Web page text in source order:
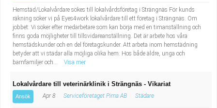
Hemstäd/Lokalvårdare sökes till lokalvårdsföretag i Strängnäs För kunds
räkning söker vi på Eyes4work lokalvårdare till ett företag i Strängnäs. Om
jobbet: Vi söker efter medarbetare som kan börja med en timanställning och
finns goda möjligheter till tillsvidareanställning. Det är arbete hos våra
hemstädskunder och en del företagskunder. Att arbeta inom hemstädning
betyder att vi städar alla möjliga olika hem. Hos både äldre, unga och
barnfamiljer och...
Visa mer
Lokalvårdare till veterinärklinik i Strängnäs - Vikariat
Ansök Apr 8 Serviceföretaget Pima AB Städare